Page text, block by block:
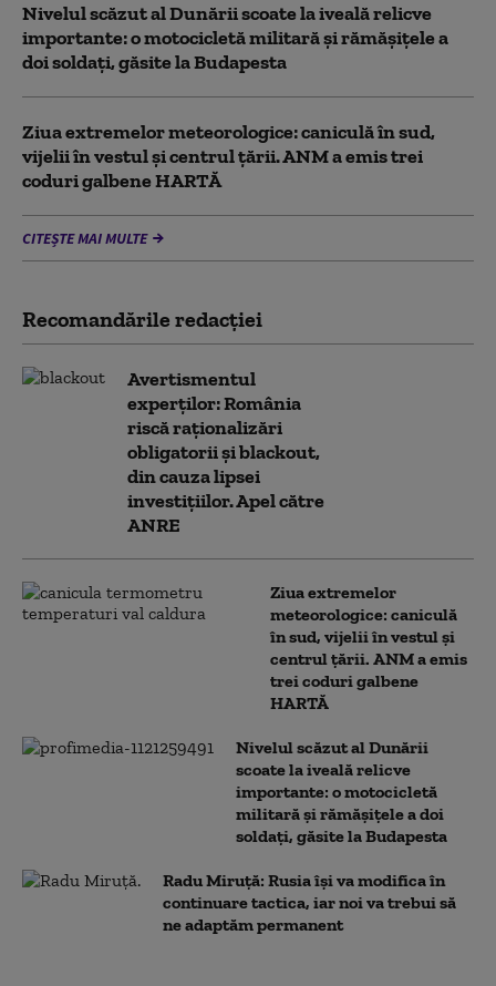
Nivelul scăzut al Dunării scoate la iveală relicve
importante: o motocicletă militară și rămășițele a
doi soldați, găsite la Budapesta
Ziua extremelor meteorologice: caniculă în sud,
vijelii în vestul și centrul țării. ANM a emis trei
coduri galbene HARTĂ
CITEȘTE MAI MULTE
Recomandările redacţiei
Avertismentul
experților: România
riscă raționalizări
obligatorii și blackout,
din cauza lipsei
investițiilor. Apel către
ANRE
Ziua extremelor
meteorologice: caniculă
în sud, vijelii în vestul și
centrul țării. ANM a emis
trei coduri galbene
HARTĂ
Nivelul scăzut al Dunării
scoate la iveală relicve
importante: o motocicletă
militară și rămășițele a doi
soldați, găsite la Budapesta
Radu Miruță: Rusia își va modifica în
continuare tactica, iar noi va trebui să
ne adaptăm permanent